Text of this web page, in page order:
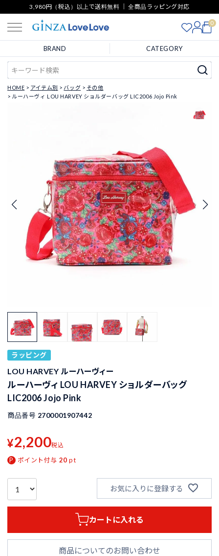
3,980円（税込）以上で送料無料 ｜ 全商品ラッピング対応
0
BRAND CATEGORY
HOME アイテム別 バッグ
その他
ルーハーヴィ LOU HARVEY ショルダーバッグ LIC2006 Jojo Pink
ラッピング
LOU HARVEY ルーハーヴィー
ルーハーヴィ LOU HARVEY ショルダーバッグ
LIC2006 Jojo Pink
商品番号 2700001907442
¥2,200税込
ポイント付与 20 pt
お気に入りに登録する
カートに入れる
商品についてのお問い合わせ